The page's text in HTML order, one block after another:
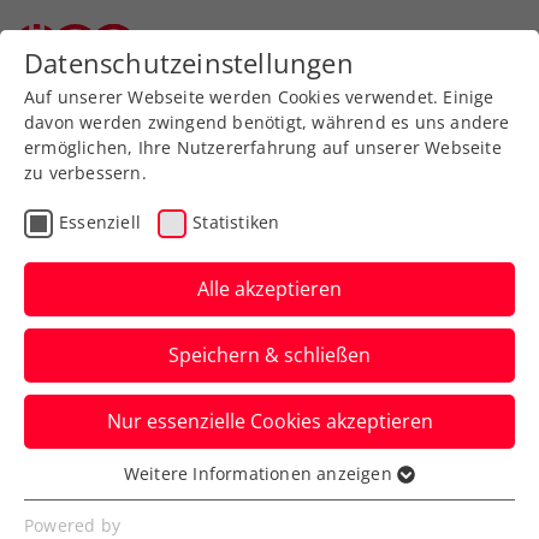
Zurück zur Newsübersicht
ATP
Knalleffekt: ÖTV-
Paradedoppel
Erler/Miedler ist zurück
Österreichs Davis-Cup-Duo bildet ab
sofort auch abseits der
Nationalmannschaft wieder ein Team.
Verfasst von: Presseaussendung / Redaktion, 16.03.2026
Datenschutzeinstellungen
Auf unserer Webseite werden Cookies verwendet. Einige
davon werden zwingend benötigt, während es uns andere
ermöglichen, Ihre Nutzererfahrung auf unserer Webseite
zu verbessern.
Essenziell Statistiken
Alle akzeptieren
Speichern & schließen
Nur essenzielle Cookies akzeptieren
Essenziell
Essenzielle Cookies werden für grundlegende
Weitere Informationen anzeigen
Powered by